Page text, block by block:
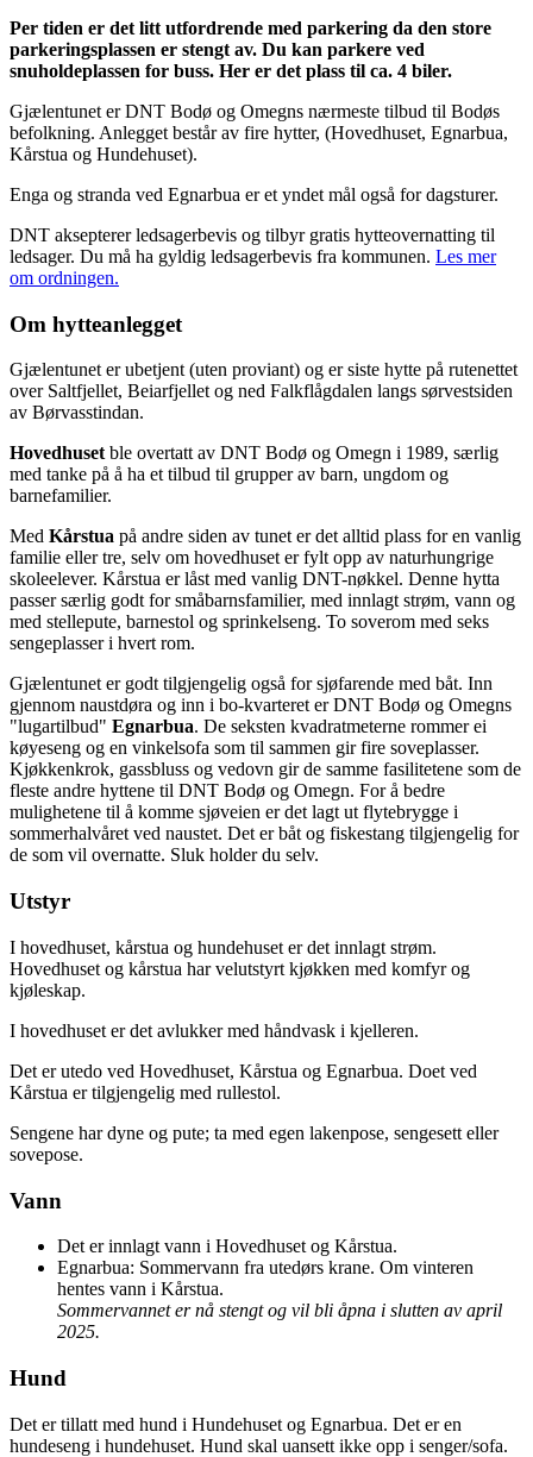
Per tiden er det litt utfordrende med parkering da den store
parkeringsplassen er stengt av. Du kan parkere ved
snuholdeplassen for buss. Her er det plass til ca. 4 biler.
Gjælentunet er DNT Bodø og Omegns nærmeste tilbud til Bodøs
befolkning. Anlegget består av fire hytter, (Hovedhuset, Egnarbua,
Kårstua og Hundehuset).
Enga og stranda ved Egnarbua er et yndet mål også for dagsturer.
DNT aksepterer ledsagerbevis og tilbyr gratis hytteovernatting til
ledsager. Du må ha gyldig ledsagerbevis fra kommunen. Les mer
om ordningen.
Om hytteanlegget
Gjælentunet er ubetjent (uten proviant) og er siste hytte på rutenettet
over Saltfjellet, Beiarfjellet og ned Falkflågdalen langs sørvestsiden
av Børvasstindan.
Hovedhusetble overtatt av DNT Bodø og Omegn i 1989, særlig
med tanke på å ha et tilbud til grupper av barn, ungdom og
barnefamilier.
Med Kårstua på andre siden av tunet er det alltid plass for en vanlig
familie eller tre, selv om hovedhuset er fylt opp av naturhungrige
skoleelever. Kårstua er låst med vanlig DNT-nøkkel. Denne hytta
passer særlig godt for småbarnsfamilier, med innlagt strøm, vann og
med stellepute, barnestol og sprinkelseng. To soverom med seks
sengeplasser i hvert rom.
Gjælentunet er godt tilgjengelig også for sjøfarende med båt. Inn
gjennom naustdøra og inn i bo-kvarteret er DNT Bodø og Omegns
"lugartilbud" Egnarbua. De seksten kvadratmeterne rommer ei
køyeseng og en vinkelsofa som til sammen gir fire soveplasser.
Kjøkkenkrok, gassbluss og vedovn gir de samme fasilitetene som de
fleste andre hyttene til DNT Bodø og Omegn. For å bedre
mulighetene til å komme sjøveien er det lagt ut flytebrygge i
sommerhalvåret ved naustet. Det er båt og fiskestang tilgjengelig for
de som vil overnatte. Sluk holder du selv.
Utstyr
I hovedhuset, kårstua og hundehuset er det innlagt strøm.
Hovedhuset og kårstua har velutstyrt kjøkken med komfyr og
kjøleskap.
I hovedhuset er det avlukker med håndvask i kjelleren.
Det er utedo ved Hovedhuset, Kårstua og Egnarbua. Doet ved
Kårstua er tilgjengelig med rullestol.
Sengene har dyne og pute; ta med egen lakenpose, sengesett eller
sovepose.
Vann
Det er innlagt vann i Hovedhuset og Kårstua.
Egnarbua: Sommervann fra utedørs krane. Om vinteren
hentes vann i Kårstua.
Sommervannet er nå stengt og vil bli åpna i slutten av april
2025.
Hund
Det er tillatt med hund i Hundehuset og Egnarbua. Det er en
hundeseng i hundehuset. Hund skal uansett ikke opp i senger/sofa.